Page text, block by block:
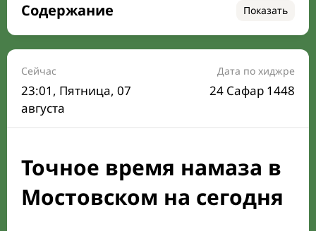
Содержание Показать
Время намаза на сегодня
Расписание на месяц
Время Сухура и Ифтара на сегодня
Календарь рамадана
Направление киблы
Сейчас
23:01 , Пятница, 07
августа
Дата по хиджре
24 Сафар 1448
Точное время намаза в
Мостовском на сегодня